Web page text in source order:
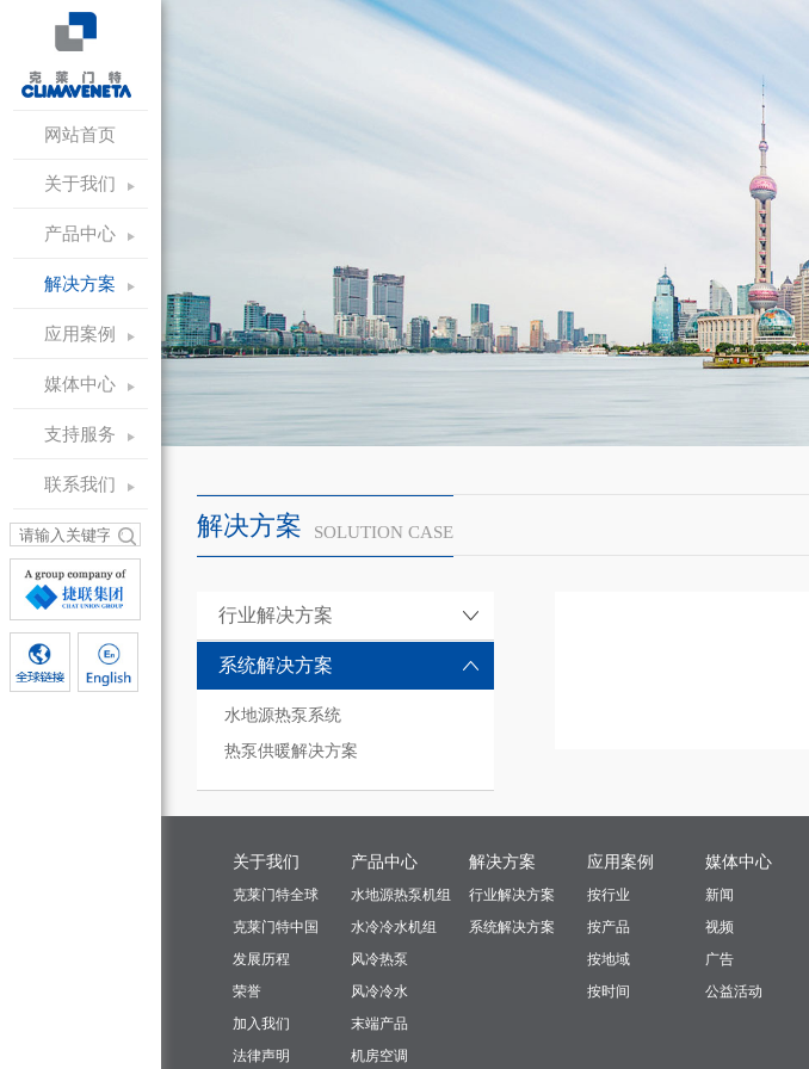
网站首页
关于我们
产品中心
解决方案
应用案例
媒体中心
支持服务
联系我们
解决方案 SOLUTION CASE
行业解决方案
系统解决方案
水地源热泵系统
热泵供暖解决方案
关于我们
克莱门特全球
克莱门特中国
发展历程
荣誉
加入我们
法律声明
产品中心
水地源热泵机组
水冷冷水机组
风冷热泵
风冷冷水
末端产品
机房空调
解决方案
行业解决方案
系统解决方案
应用案例
按行业
按产品
按地域
按时间
媒体中心
新闻
视频
广告
公益活动